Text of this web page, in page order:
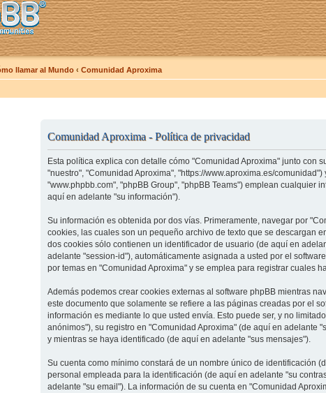
llamar al Mundo ‹ Comunidad Aproxima
Comunidad Aproxima - Política de privacidad
Esta política explica con detalle cómo "Comunidad Aproxima" junto con
"nuestro", "Comunidad Aproxima", "https://www.aproxima.es/
"www.phpbb.com", "phpBB Group", "phpBB Teams") emplean cualquier
aquí en adelante "su información").
Su información es obtenida por dos vías. Primeramente, navegar por
cookies, las cuales son un pequeño archivo de texto que se descargan
dos cookies sólo contienen un identificador de usuario (de aquí en
adelante "session-id"), automáticamente asignada a usted por el
por temas en "Comunidad Aproxima" y se emplea para registrar cuales
Además podemos crear cookies externas al software phpBB mientras
este documento que solamente se refiere a las páginas creadas por el
información es mediante lo que usted envía. Esto puede ser, y no
anónimos"), su registro en "Comunidad Aproxima" (de aquí en adelante
y mientras se haya identificado (de aquí en adelante "sus mensajes").
Su cuenta como mínimo constará de un nombre único de identificación
personal empleada para la identificación (de aquí en adelante "su
adelante "su email"). La información de su cuenta en "Comunidad